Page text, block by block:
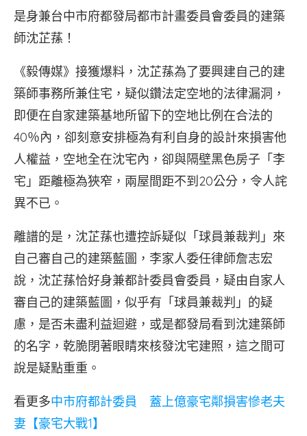
是身兼台中市府都發局都市計畫委員會委員的建築
師沈芷蓀！
《毅傳媒》接獲爆料，沈芷蓀為了要興建自己的建
築師事務所兼住宅，疑似鑽法定空地的法律漏洞，
即便在自家建築基地所留下的空地比例在合法的
40％內，卻刻意安排極為有利自身的設計來損害他
人權益，空地全在沈宅內，卻與隔壁黑色房子「李
宅」距離極為狹窄，兩屋間距不到20公分，令人詫
異不已。
離譜的是，沈芷蓀也遭控訴疑似「球員兼裁判」來
自己審自己的建築藍圖，李家人委任律師詹志宏
說，沈芷蓀恰好身兼都計委員會委員，疑由自家人
審自己的建築藍圖，似乎有「球員兼裁判」的疑
慮，是否未盡利益迴避，或是都發局看到沈建築師
的名字，乾脆閉著眼睛來核發沈宅建照，這之間可
說是疑點重重。
看更多中市府都計委員 蓋上億豪宅鄰損害慘老夫
妻【豪宅大戰1】